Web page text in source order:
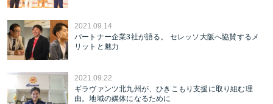
2021.09.14
パートナー企業3社が語る。 セレッソ大阪へ協賛するメ
リットと魅力
2021.09.22
ギラヴァンツ北九州が、ひきこもり支援に取り組む理
由。地域の媒体になるために